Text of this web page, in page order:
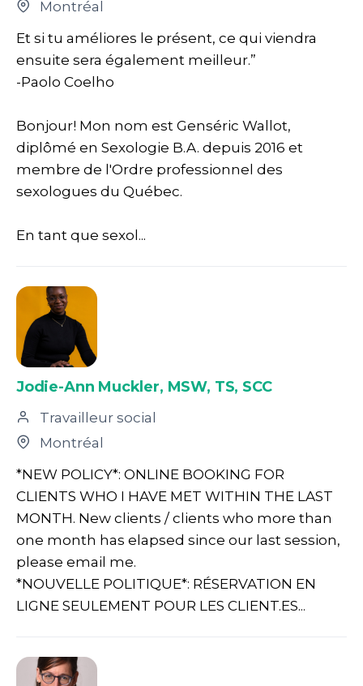
Montréal
Et si tu améliores le présent, ce qui viendra
ensuite sera également meilleur.”
-Paolo Coelho
Bonjour! Mon nom est Genséric Wallot,
diplômé en Sexologie B.A. depuis 2016 et
membre de l'Ordre professionnel des
sexologues du Québec.
En tant que sexol...
Jodie-Ann Muckler, MSW, TS, SCC
Travailleur social
Montréal
*NEW POLICY*: ONLINE BOOKING FOR
CLIENTS WHO I HAVE MET WITHIN THE LAST
MONTH. New clients / clients who more than
one month has elapsed since our last session,
please email me.
*NOUVELLE POLITIQUE*: RÉSERVATION EN
LIGNE SEULEMENT POUR LES CLIENT.ES...